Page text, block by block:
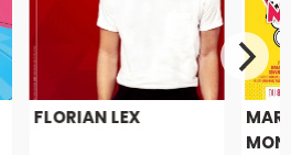
FLORIAN LEX